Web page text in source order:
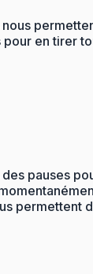
en tirer
pauses